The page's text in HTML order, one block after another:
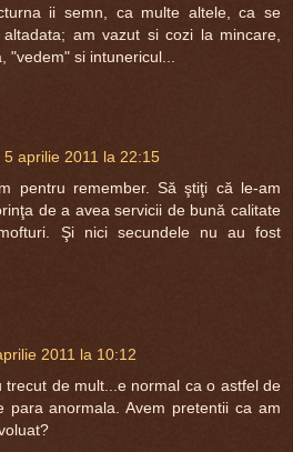
ii semn, ca multe altele, ca se
am vazut si cozi la mincare,
"vedem" si intunericul...
5 aprilie 2011 la 22:15
pentru remember. Să ştiţi că le-am
de a avea servicii de bună calitate
Şi nici secundele nu au fost
2011 la 10:12
trecut de mult...e normal ca o astfel de
para anormala. Avem pretentii ca am